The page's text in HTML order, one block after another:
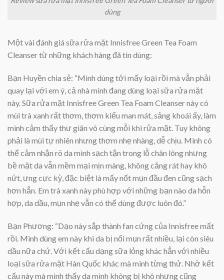
dùng
Một vài đánh giá sữa rửa mặt Innisfree Green Tea Foam
Cleanser từ những khách hàng đã tin dùng:
Bạn Huyền chia sẻ: “Mình dùng tới mấy loại rồi mà vẫn phải
quay lại với em ý, cả nhà mình đang dùng loại sữa rửa mặt
này. Sữa rửa mặt Innisfree Green Tea Foam Cleanser này có
mùi trà xanh rất thơm, thơm kiểu man mát, sảng khoái ấy, làm
mình cảm thấy thư giãn vô cùng mỗi khi rửa mặt. Tuy không
phải là mùi tự nhiên nhưng thơm nhẹ nhàng, dễ chịu. Mình có
thể cảm nhận rõ da mình sạch tận trong lỗ chân lông nhưng
bề mặt da vẫn mềm mại mịn màng, không căng rát hay khô
nứt, ưng cực kỳ, đặc biệt là mấy nốt mụn đầu đen cũng sạch
hơn hẳn. Em trà xanh này phù hợp với những bạn nào da hỗn
hợp, da dầu, mụn nhẹ vẫn có thể dùng được luôn đó.”
Bạn Phương: “Dạo này sắp thành fan cứng của Innisfree mất
rồi. Mình dùng em này khi da bị nổi mụn rất nhiều, lại còn siêu
dầu nữa chứ. Với kết cấu dạng sữa lỏng khác hẳn với nhiều
loại sữa rửa mặt Hàn Quốc khác mà mình từng thử. Nhờ kết
cấu này mà mình thấy da mình không bị khô nhưng cũng